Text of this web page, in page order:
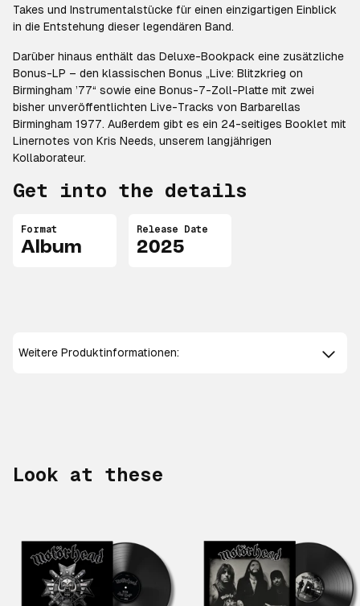
Takes und Instrumentalstücke für einen einzigartigen Einblick
in die Entstehung dieser legendären Band.
Darüber hinaus enthält das Deluxe-Bookpack eine zusätzliche
Bonus-LP – den klassischen Bonus „Live: Blitzkrieg on
Birmingham ’77“ sowie eine Bonus-7-Zoll-Platte mit zwei
bisher unveröffentlichten Live-Tracks von Barbarellas
Birmingham 1977. Außerdem gibt es ein 24-seitiges Booklet mit
Linernotes von Kris Needs, unserem langjährigen
Kollaborateur.
Get into the details
Format
Album
Release Date
2025
Weitere Produktinformationen:
Look at these